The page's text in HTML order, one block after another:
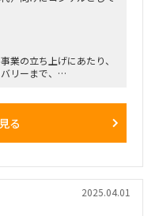
業の立ち上げにあたり、
リーまで、
る
2025.04.01